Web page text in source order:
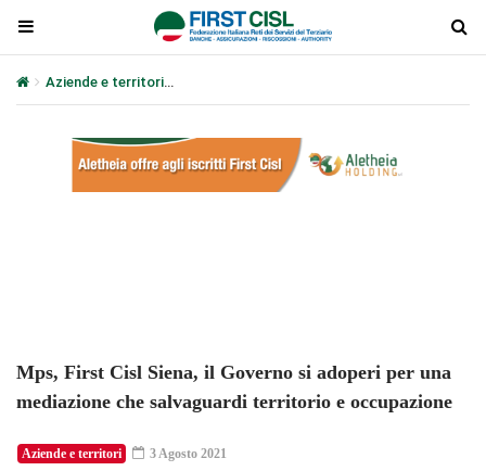
Aziende e territori
Mps, First Cisl Siena, il Governo si adoperi per una
mediazione che salvaguardi territorio e occupazione
Aziende e territori 3 Agosto 2021